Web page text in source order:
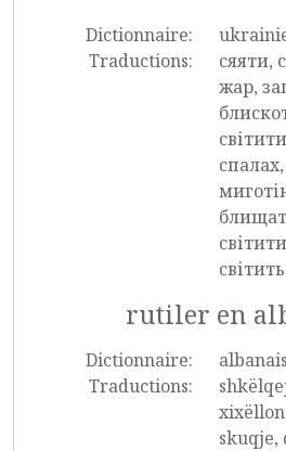
Dictionnaire:
Traductions:
сяяти,
жар,
rutiler en
Dictionnaire:
albanais
Traductions:
skuqje,